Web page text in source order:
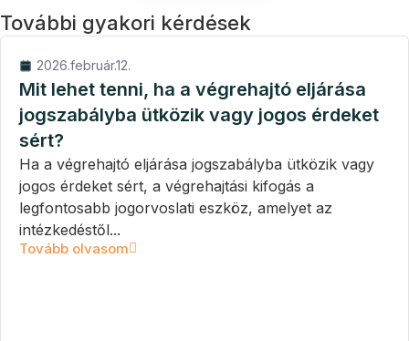
További gyakori kérdések
2026.február.12.
Mit lehet tenni, ha a végrehajtó eljárása
jogszabályba ütközik vagy jogos érdeket
sért?
Ha a végrehajtó eljárása jogszabályba ütközik vagy
jogos érdeket sért, a végrehajtási kifogás a
legfontosabb jogorvoslati eszköz, amelyet az
intézkedéstől...
Tovább olvasom